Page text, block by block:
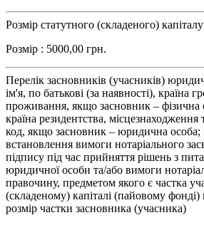
Розмір статутного (складеного)
Розмір : 5000,00 грн.
Перелік засновників (учасників)
ім'я, по батькові (за наявності), країна
проживання, якщо засновник – фізична
країна резидентства, місцезнаходження
код, якщо засновник – юридична особа;
встановлення вимоги нотаріального
підпису під час прийняття рішень з
юридичної особи та/або вимоги
правочину, предметом якого є частка
(складеному) капіталі (пайовому
розмір частки засновника (учасника)